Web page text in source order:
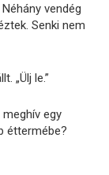
vendég
Senki nem
„Ülj le.”
egy
éttermébe?